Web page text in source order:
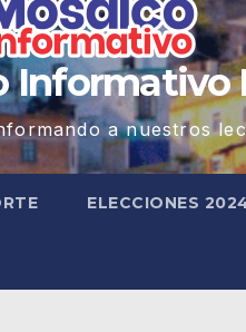
Informativo
a nuestros
ELECCIONES